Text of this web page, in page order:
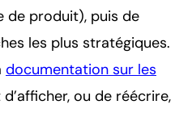
de produit), puis de
les plus stratégiques.
documentation sur les
ou de réécrire,